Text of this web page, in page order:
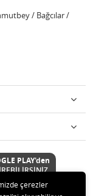
/ Bağcılar /
PLAY'den
çerezler